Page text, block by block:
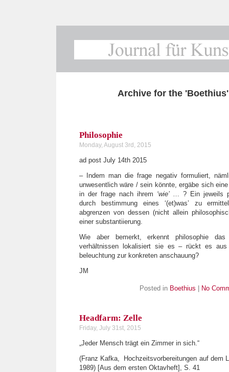
Archive for the
Philosophie
Monday, August 3rd, 2015
ad post July 14th 2015
– Indem man die frage negativ formuliert,
unwesentlich wäre / sein könnte, ergäbe sich
in der frage nach ihrem ‘wie’… ? Ein jeweils
durch bestimmung eines ‘(et)was’ zu
abgrenzen von dessen (nicht allein
einer substantiierung.
Wie aber bemerkt, erkennt philosophie
verhältnissen lokalisiert sie es – rückt es
beleuchtung zur konkreten anschauung?
JM
Posted in Boethius No
Headfarm: Zelle
Friday, July 31st, 2015
„Jeder Mensch trägt ein Zimmer in sich.“
(Franz Kafka, Hochzeitsvorbereitungen auf dem
1989) [Aus dem ersten Oktavheft], S. 41